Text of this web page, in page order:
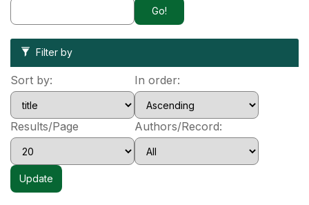
Filter by
Sort by: In order:
Results/Page Authors/Record: